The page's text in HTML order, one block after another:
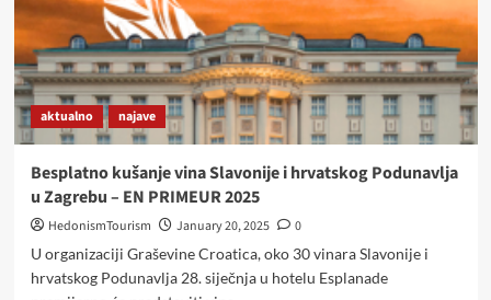
aktualno najave
Besplatno kušanje vina Slavonije i hrvatskog Podunavlja
u Zagrebu – EN PRIMEUR 2025
HedonismTourism January 20, 2025
0
U organizaciji Graševine Croatica, oko 30 vinara Slavonije i
hrvatskog Podunavlja 28. siječnja u hotelu Esplanade